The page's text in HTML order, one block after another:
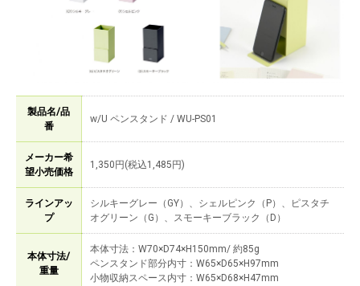
製品名/品
番
w/U ペンスタンド / WU-PS01
メーカー希
望小売価格
1,350円(税込1,485円)
ラインアッ
プ
シルキーグレー（GY）、シェルピンク（P）、ピスタチ
オグリーン（G）、スモーキーブラック（D）
本体寸法/
重量
本体寸法：W70×D74×H150mm/ 約85g
ペンスタンド部分内寸：W65×D65×H97mm
小物収納スペース内寸：W65×D68×H47mm